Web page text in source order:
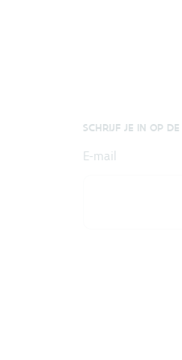
SCHRIJF JE IN OP
E-mail